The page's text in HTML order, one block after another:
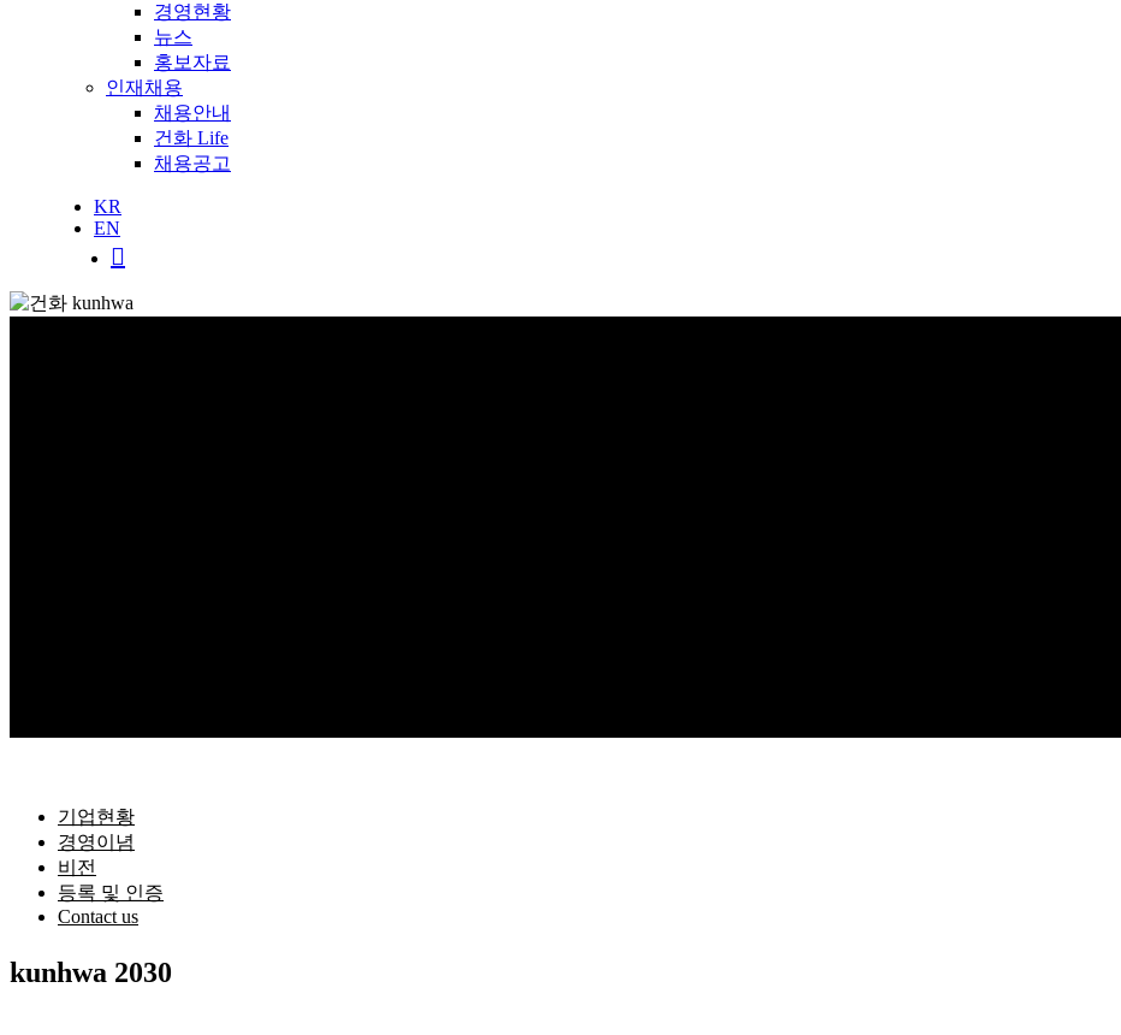
경영현황
뉴스
홍보자료
인재채용
채용안내
건화 Life
채용공고
KR
EN
기업현황
경영이념
비전
등록 및 인증
Contact us
kunhwa 2030